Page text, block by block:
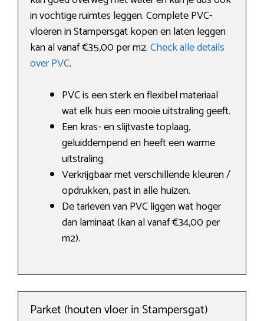
in vochtige ruimtes leggen. Complete PVC-
vloeren in Stampersgat kopen en laten leggen
kan al vanaf €35,00 per m2.Check alle details
over PVC.
PVC is een sterk en flexibel materiaal
wat elk huis een mooie uitstraling geeft.
Een kras- en slijtvaste toplaag,
geluiddempend en heeft een warme
uitstraling.
Verkrijgbaar met verschillende kleuren /
opdrukken, past in alle huizen.
De tarieven van PVC liggen wat hoger
dan laminaat (kan al vanaf €34,00 per
m2).
Parket (houten vloer in Stampersgat)